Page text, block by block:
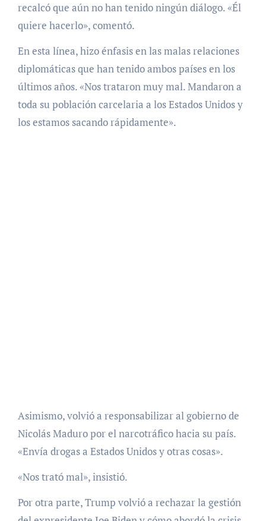
recalcó que aún no han tenido ningún diálogo. «Él
quiere hacerlo», comentó.
En esta línea, hizo énfasis en las malas relaciones
diplomáticas que han tenido ambos países en los
últimos años. «Nos trataron muy mal. Mandaron a
toda su población carcelaria a los Estados Unidos y
los estamos sacando rápidamente».
Asimismo, volvió a responsabilizar al gobierno de
Nicolás Maduro por el narcotráfico hacia su país.
«Envía drogas a Estados Unidos y otras cosas».
«Nos trató mal», insistió.
Por otra parte, Trump volvió a rechazar la gestión